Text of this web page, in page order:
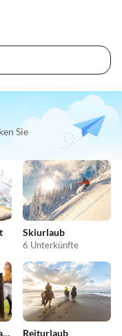
Sie
Skiurlaub
6 Unterkünfte
Urlaub auf dem Bauernhof Reiturlaub